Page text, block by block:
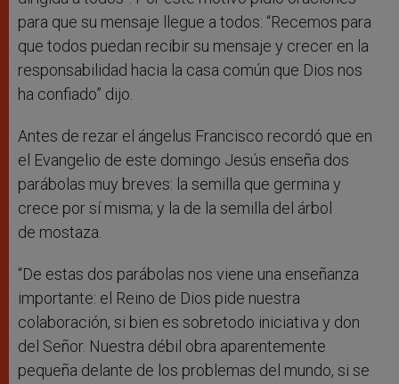
para que su mensaje llegue a todos: “Recemos para
que todos puedan recibir su mensaje y crecer en la
responsabilidad hacia la casa común que Dios nos
ha confiado” dijo.
Antes de rezar el ángelus Francisco recordó que en
el Evangelio de este domingo Jesús enseña dos
parábolas muy breves: la semilla que germina y
crece por sí misma; y la de la semilla del árbol
de mostaza.
“De estas dos parábolas nos viene una enseñanza
importante: el Reino de Dios pide nuestra
colaboración, si bien es sobretodo iniciativa y don
del Señor. Nuestra débil obra aparentemente
pequeña delante de los problemas del mundo, si se